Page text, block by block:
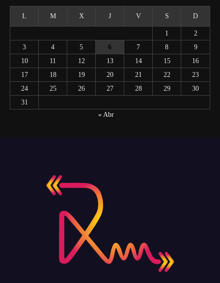
L M X J V S D
1
2
3
4 5 6 7 8
9
10
11 12 13 14 15
16
17
18 19 20 21 22
23
24
25 26 27 28 29
30
31
« Abr